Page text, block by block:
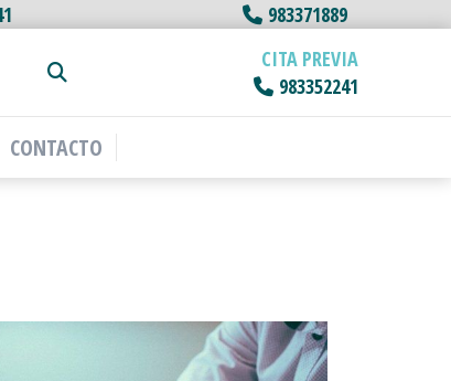
983371889
CITA PREVIA
983352241
CONTACTO